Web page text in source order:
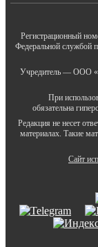
Регистрационный
Федеральной службой
Учредитель — ООО
При
обязательна
Редакция не несет
материалах. Такие
Сайт